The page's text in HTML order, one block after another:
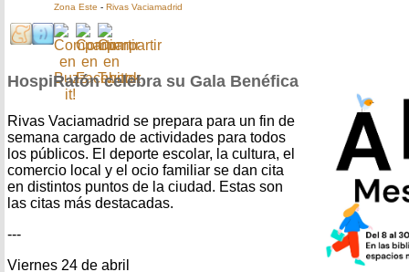
Zona Este - Rivas Vaciamadrid
HospiRatón celebra su Gala Benéfica
Rivas Vaciamadrid se prepara para un fin de
semana cargado de actividades para todos
los públicos. El deporte escolar, la cultura, el
comercio local y el ocio familiar se dan cita
en distintos puntos de la ciudad. Estas son
las citas más destacadas.
---
Viernes 24 de abril